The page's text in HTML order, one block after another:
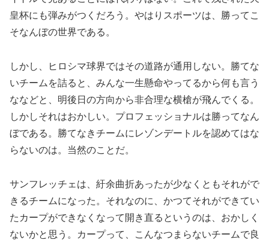
皇杯にも弾みがつくだろう。やはりスポーツは、勝ってこ
そなんぼの世界である。
しかし、ヒロシマ球界ではその道路が通用しない。勝てな
いチームを詰ると、みんな一生懸命やってるから何も言う
ななどと、明後日の方向から非合理な横槍が飛んでくる。
しかしそれはおかしい。プロフェッショナルは勝ってなん
ぼである。勝てなきチームにレゾンデートルを認めてはな
らないのは。当然のことだ。
サンフレッチェは、紆余曲折あったが少なくともそれがで
きるチームになった。それなのに、かつてそれができてい
たカープができなくなって開き直るというのは、おかしく
ないかと思う。カープって、こんなつまらないチームで良